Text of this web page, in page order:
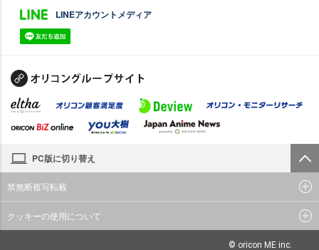
LINEアカウントメディア
PC版に切り替え
禁無断複写転載
クッキーの使用について
© oricon ME inc.